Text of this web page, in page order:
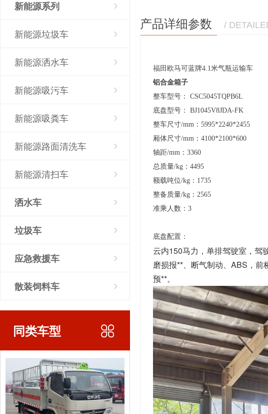
新能源系列
新能源垃圾车
新能源洒水车
新能源吸污车
新能源吸粪车
新能源路面清洗车
新能源清扫车
洒水车
垃圾车
应急救援车
散装饲料车
同类车型
产品详细参数 /
福田欧马可蓝牌4.1米气瓶运输车
铝合金箱子
整车型号： CSC5045TQPB6L
底盘型号： BJ1045V8JDA-FK
整车尺寸/mm：5995*2240*2455
厢体尺寸/mm：4100*2100*600
轴距/mm：3360
总质量/kg：4495
额载吨位/kg：1735
整备质量/kg：2565
准乘人数：3
底盘配置：
云内150马力，单排驾驶室，驾
磨损报**、断气制动、ABS，
预**。